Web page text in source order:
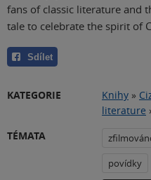
fans of classic literature and
tale to celebrate the spirit of
Sdílet
KATEGORIE Knihy »
literature
TÉMATA
povídky